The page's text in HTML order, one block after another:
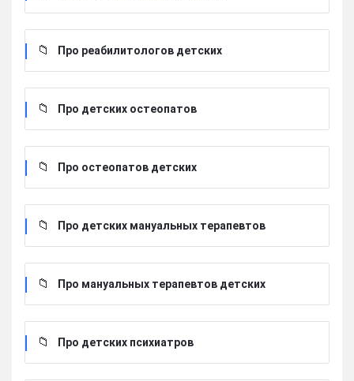
Про реабилитологов детских
Про детских остеопатов
Про остеопатов детских
Про детских мануальных терапевтов
Про мануальных терапевтов детских
Про детских психиатров